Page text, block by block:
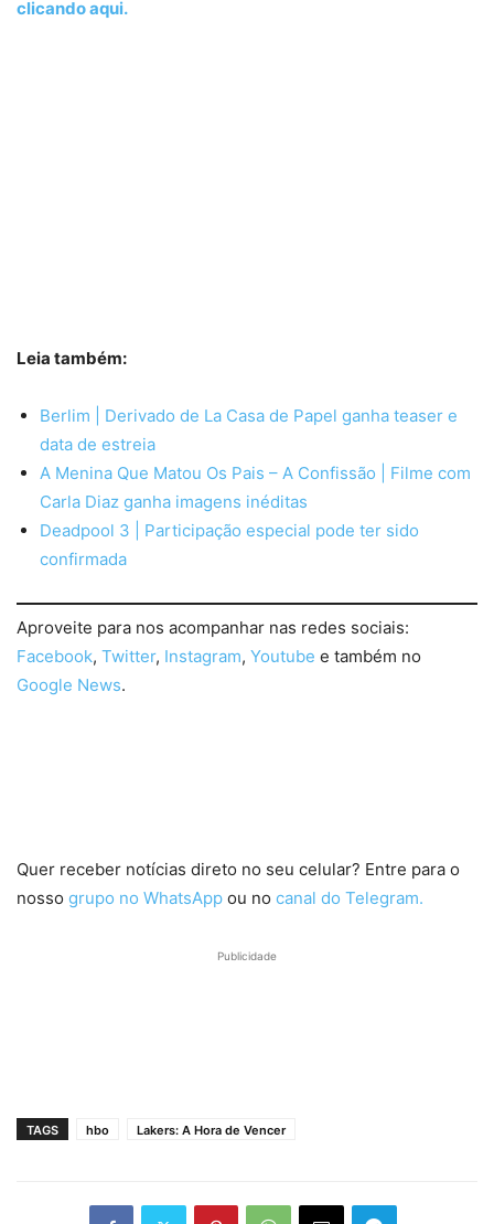
clicando aqui.
Leia também:
Berlim | Derivado de La Casa de Papel ganha teaser e
data de estreia
A Menina Que Matou Os Pais – A Confissão | Filme com
Carla Diaz ganha imagens inéditas
Deadpool 3 | Participação especial pode ter sido
confirmada
Aproveite para nos acompanhar nas redes sociais:
Facebook, Twitter, Instagram, Youtube e também no
Google News.
Quer receber notícias direto no seu celular? Entre para o
nosso grupo no WhatsApp ou no canal do Telegram.
Publicidade
TAGS hbo Lakers: A Hora de Vencer